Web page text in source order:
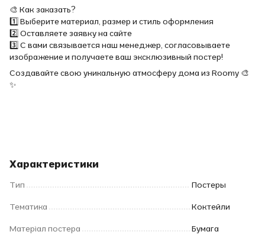
🎨 Как заказать?
1️⃣ Выберите материал, размер и стиль оформления
2️⃣ Оставляете заявку на сайте
3️⃣ С вами связывается наш менеджер, согласовываете
изображение и получаете ваш эксклюзивный постер!
Создавайте свою уникальную атмосферу дома из Roomy 🎨
✨
Характеристики
Тип Постеры
Тематика Коктейли
Матеріал постера Бумага